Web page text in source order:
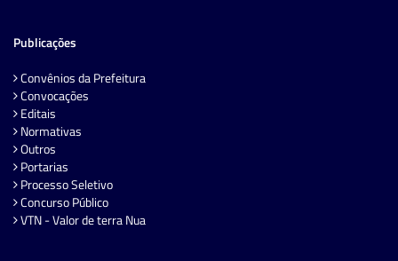
Publicações
Convênios da Prefeitura
Convocações
Editais
Normativas
Outros
Portarias
Processo Seletivo
Concurso Público
VTN - Valor de terra Nua